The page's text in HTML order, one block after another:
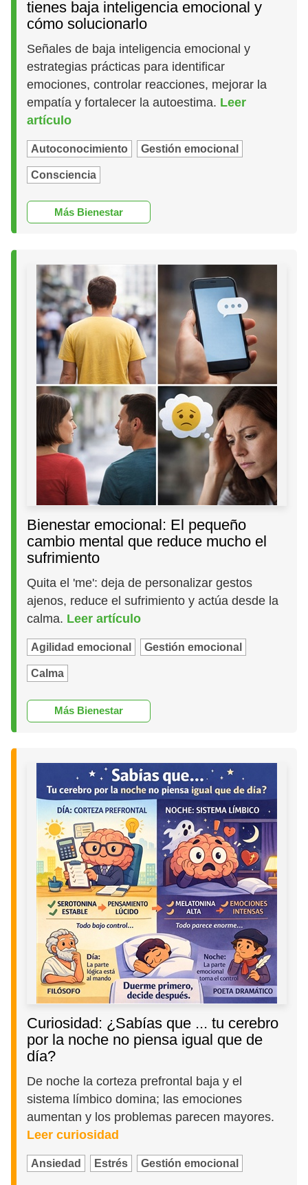
tienes baja inteligencia emocional y
cómo solucionarlo
Señales de baja inteligencia emocional y
estrategias prácticas para identificar
emociones, controlar reacciones, mejorar la
empatía y fortalecer la autoestima. Leer
artículo
Autoconocimiento Gestión emocional
Consciencia
Más Bienestar
Bienestar emocional: El pequeño
cambio mental que reduce mucho el
sufrimiento
Quita el 'me': deja de personalizar gestos
ajenos, reduce el sufrimiento y actúa desde la
calma. Leer artículo
Agilidad emocional Gestión emocional
Calma
Más Bienestar
Curiosidad: ¿Sabías que ... tu cerebro
por la noche no piensa igual que de
día?
De noche la corteza prefrontal baja y el
sistema límbico domina; las emociones
aumentan y los problemas parecen mayores.
Leer curiosidad
Ansiedad Estrés Gestión emocional